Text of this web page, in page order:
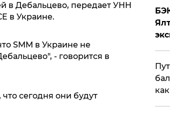
в Дебальцево, передает УНН
в Украине.
SMM в Украине не
- говорится в
сегодня они будут